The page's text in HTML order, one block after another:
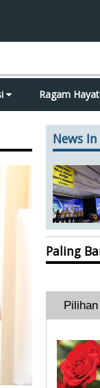
Ragam
News
Paling
Pilihan